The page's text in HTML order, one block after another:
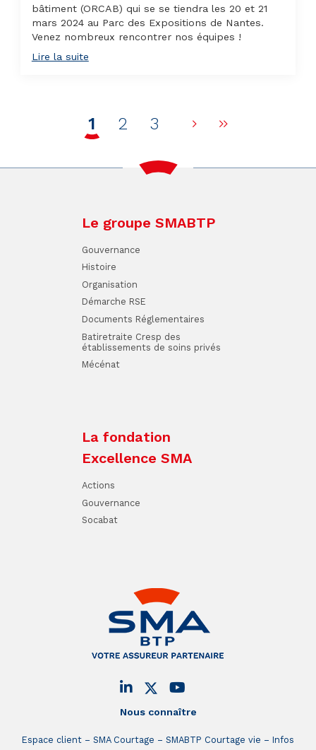
bâtiment (ORCAB) qui se se tiendra les 20 et 21
mars 2024 au Parc des Expositions de Nantes.
Venez nombreux rencontrer nos équipes !
Lire la suite
1 2 3
Page suivante
Nous connaître
Espace client SMA Courtage SMABTP Courtage vie Infos
Le groupe SMABTP
Gouvernance
Histoire
Organisation
Démarche RSE
Documents Réglementaires
Batiretraite Cresp des
établissements de soins privés
Mécénat
La fondation
Excellence SMA
Actions
Gouvernance
Socabat